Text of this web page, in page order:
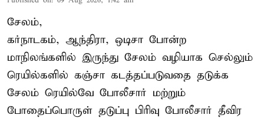
சேலம்,
கர்நாடகம், ஆந்திரா, ஒடிசா போன்ற
மாநிலங்களில் இருந்து சேலம் வழியாக செல்லும்
ரெயில்களில் கஞ்சா கடத்தப்படுவதை தடுக்க
சேலம் ரெயில்வே போலீசார் மற்றும்
போதைப்பொருள் தடுப்பு பிரிவு போலீசார் தீவிர